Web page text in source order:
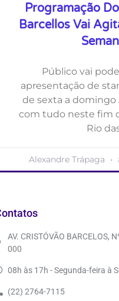
Programação
Barcellos Vai
Público vai
apresentação de
de sexta a domingo
com tudo neste fim
Rio
Alexandre Trápaga
AV. CRISTÓVÃO BARCELOS,
000
08h às 17h - Segunda-feira à
(22) 2764-7115